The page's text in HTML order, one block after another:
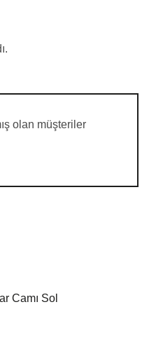
olan müşteriler
Camı Sol